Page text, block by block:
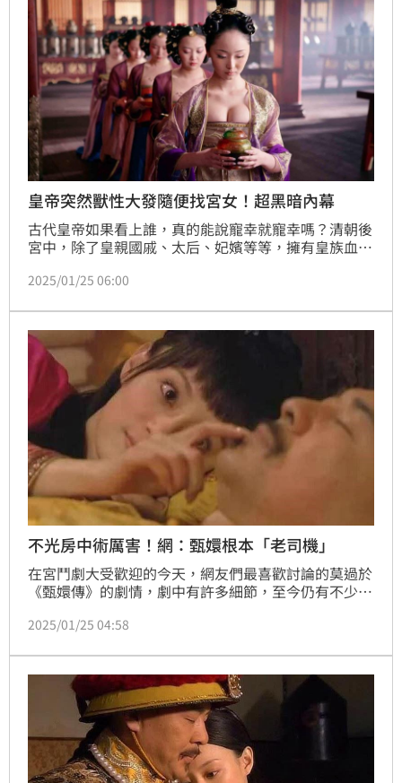
皇帝突然獸性大發隨便找宮女！超黑暗內幕
古代皇帝如果看上誰，真的能說寵幸就寵幸嗎？清朝後
宮中，除了皇親國戚、太后、妃嬪等等，擁有皇族血脈
指的是由朝廷指派，在後宮典禮中進行輔助工作的旗人
包衣，而且服務一段後會出宮而不是終生服務。
2025/01/25 06:00
不光房中術厲害！網：甄嬛根本「老司機」
在宮鬥劇大受歡迎的今天，網友們最喜歡討論的莫過於
《甄嬛傳》的劇情，劇中有許多細節，至今仍有不少粉
嬛在劇中並非最漂亮，為何皇上會獨寵她；其實，有深
僅憑她與純元皇后五分相似的容貌，更在於她是個「老
司機」。（記者唐家興）
2025/01/25 04:58